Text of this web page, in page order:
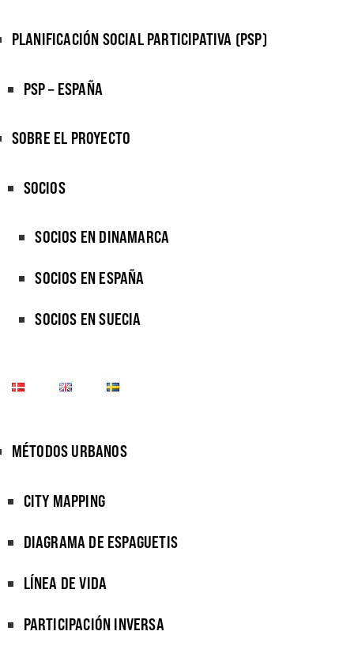
PLANIFICACIÓN SOCIAL PARTICIPATIVA (PSP)
PSP – ESPAÑA
SOBRE EL PROYECTO
SOCIOS
SOCIOS EN DINAMARCA
SOCIOS EN ESPAÑA
SOCIOS EN SUECIA
MÉTODOS URBANOS
CITY MAPPING
DIAGRAMA DE ESPAGUETIS
LÍNEA DE VIDA
PARTICIPACIÓN INVERSA